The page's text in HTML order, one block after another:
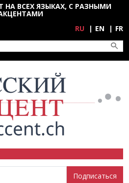
НА ВСЕХ ЯЗЫКАХ, С РАЗНЫМИ
RU EN FR